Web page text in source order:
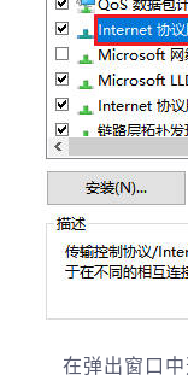
在弹出窗口